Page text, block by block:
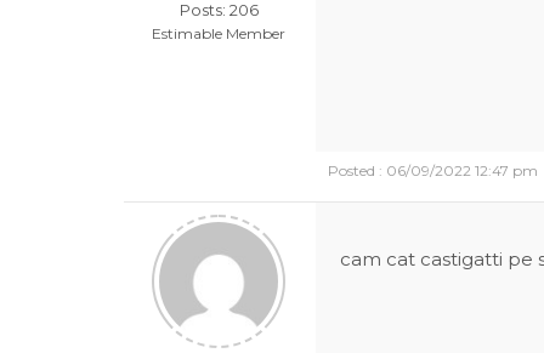
Posts: 206
Estimable Member
Posted : 06/09/2022 12:47 pm
cam cat castigatti pe